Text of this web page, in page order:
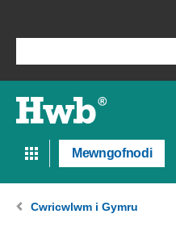
Mewngofnodi
Cwricwlwm i Gymru